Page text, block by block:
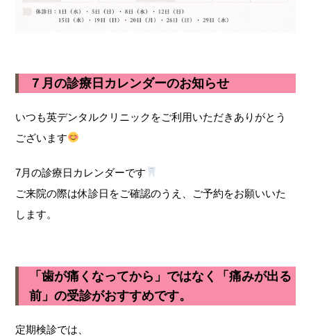
７月の診療日カレンダーのお知らせ
いつも英デンタルクリニックをご利用いただきありがとう
ございます
7月の診療日カレンダーです
ご来院の際は休診日をご確認のうえ、ご予約をお願いいた
します。
「歯が痛くなってから」ではなく「痛みが出る
前」の受診がおすすめです。
定期検診では、